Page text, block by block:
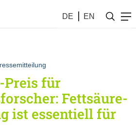
DE EN
Preis für
Fettsäure-
ist essentiell für